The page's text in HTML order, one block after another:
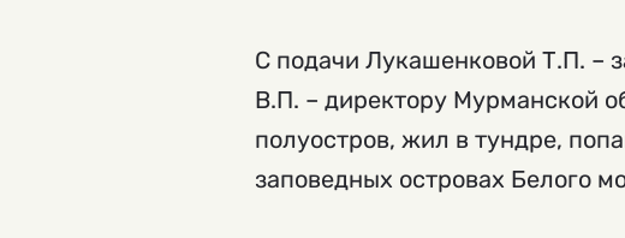
С подачи Лукашенковой Т.П. –
В.П. – директору Мурманской
полуостров, жил в тундре,
заповедных островах Белого